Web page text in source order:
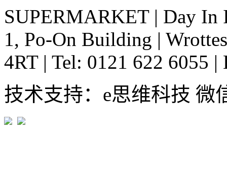
SUPERMARKET | Day In
1, Po-On Building |
4RT | Tel: 0121 622 6055 |
技术支持：e思维科技 微